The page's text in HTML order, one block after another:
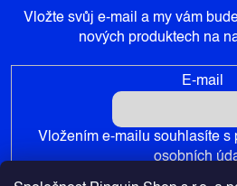
Vložte svůj e-mail a my vám
nových produktech na
E-mail
Vložením e-mailu souhlasíte s
osobních